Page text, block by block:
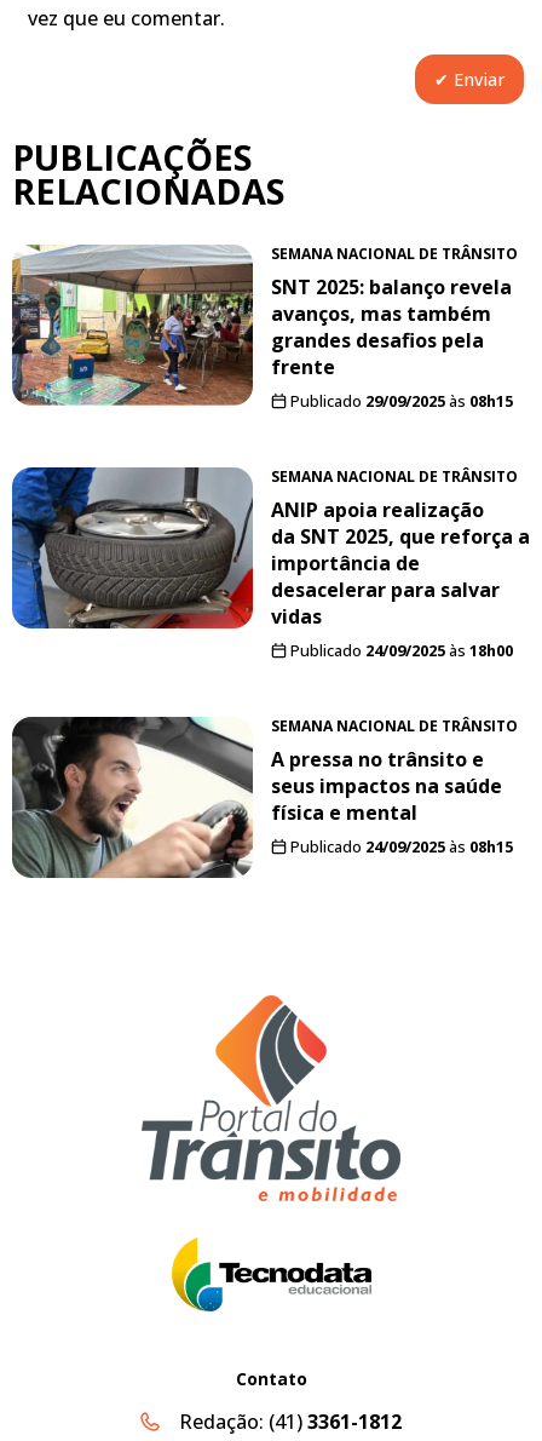
vez que eu comentar.
PUBLICAÇÕES
RELACIONADAS
SEMANA NACIONAL DE TRÂNSITO
SNT 2025: balanço revela
avanços, mas também
grandes desafios pela
frente
Publicado 29/09/2025às 08h15
SEMANA NACIONAL DE TRÂNSITO
ANIP apoia realização
da SNT 2025, que reforça a
importância de
desacelerar para salvar
vidas
Publicado 24/09/2025às 18h00
SEMANA NACIONAL DE TRÂNSITO
A pressa no trânsito e
seus impactos na saúde
física e mental
Publicado 24/09/2025às 08h15
Contato
Redação: (41)3361-1812